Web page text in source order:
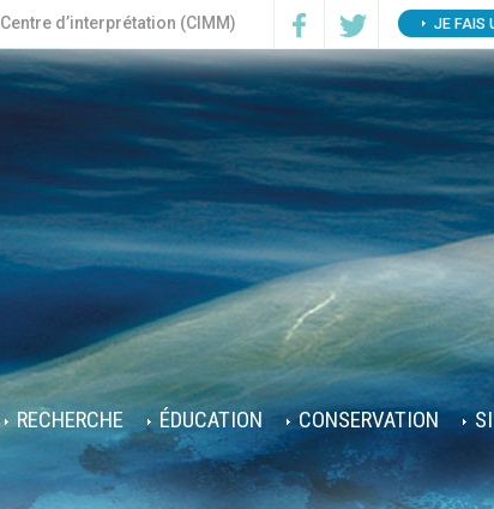
Centre d’interprétation (CIMM) JE FAIS
RECHERCHE ÉDUCATION CONSERVATION